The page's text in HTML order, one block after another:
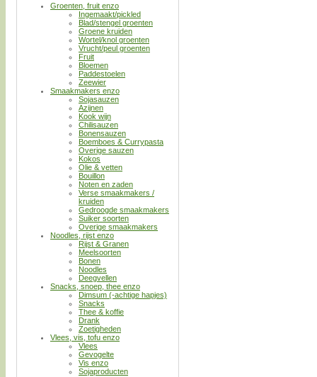
Groenten, fruit enzo
Ingemaakt/pickled
Blad/stengel groenten
Groene kruiden
Wortel/knol groenten
Vrucht/peul groenten
Fruit
Bloemen
Paddestoelen
Zeewier
Smaakmakers enzo
Sojasauzen
Azijnen
Kook wijn
Chilisauzen
Bonensauzen
Boemboes & Currypasta
Overige sauzen
Kokos
Olie & vetten
Bouillon
Noten en zaden
Verse smaakmakers /
kruiden
Gedroogde smaakmakers
Suiker soorten
Overige smaakmakers
Noodles, rijst enzo
Rijst & Granen
Meelsoorten
Bonen
Noodles
Deegvellen
Snacks, snoep, thee enzo
Dimsum (-achtige hapjes)
Snacks
Thee & koffie
Drank
Zoetigheden
Vlees, vis, tofu enzo
Vlees
Gevogelte
Vis enzo
Sojaproducten